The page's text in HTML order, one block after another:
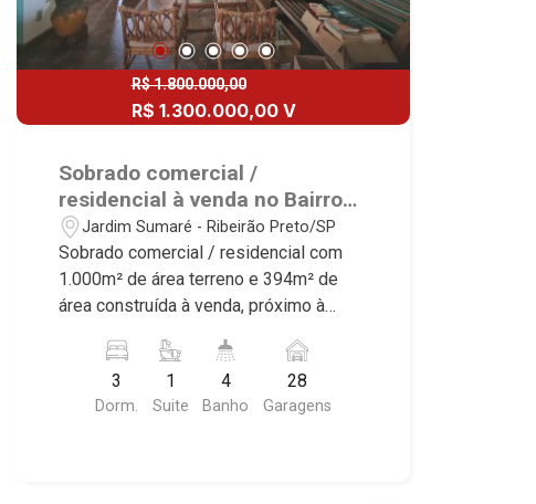
R$ 1.800.000,00
R$ 1.300.000,00 V
Sobrado comercial /
residencial à venda no Bairro
Jardim Sumaré, próximo à
Avenida Nove de Julho -
Ribeirão Preto/SP.
Jardim Sumaré - Ribeirão Preto/SP
Sobrado comercial / residencial com
1.000m² de área terreno e 394m² de
área construída à venda, próximo à
Sumaré, Ribeirão Preto/SP. Conheça as
características deste imóvel que a
Martinelli Imobiliária selecionou para
3
Dorm.
1
Suite
4
Banho
28
Garagens